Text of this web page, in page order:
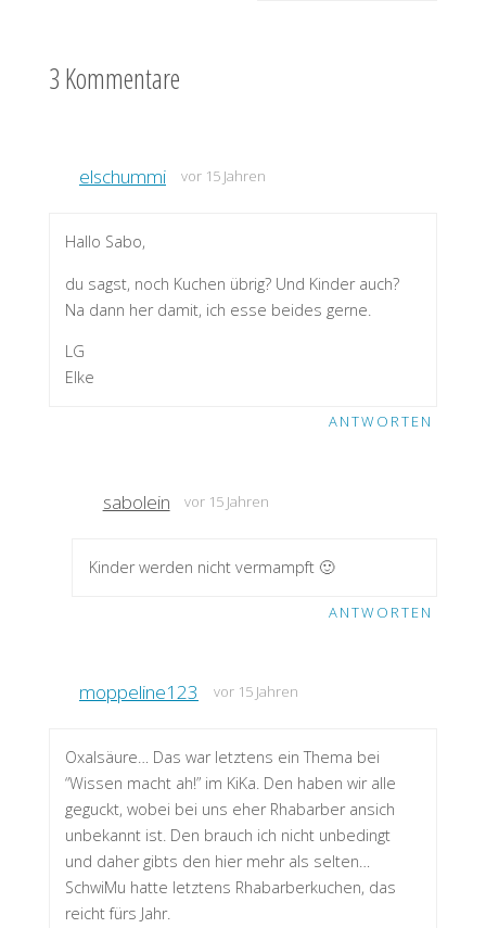
3 Kommentare
elschummi vor 15 Jahren
Hallo Sabo,
du sagst, noch Kuchen übrig? Und Kinder auch?
Na dann her damit, ich esse beides gerne.
LG
Elke
ANTWORTEN
sabolein vor 15 Jahren
Kinder werden nicht vermampft 🙂
ANTWORTEN
moppeline123 vor 15 Jahren
Oxalsäure… Das war letztens ein Thema bei
“Wissen macht ah!” im KiKa. Den haben wir alle
geguckt, wobei bei uns eher Rhabarber ansich
unbekannt ist. Den brauch ich nicht unbedingt
und daher gibts den hier mehr als selten…
SchwiMu hatte letztens Rhabarberkuchen, das
reicht fürs Jahr.